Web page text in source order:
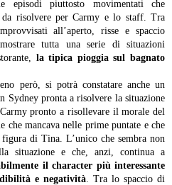
episodi piuttosto movimentati che
da risolvere per Carmy e lo staff. Tra
all’aperto, risse e spaccio
tutta una serie di situazioni
la tipica pioggia sul bagnato
però, si potrà constatare anche un
pronta a risolvere la situazione
pronto a risollevare il morale del
che mancava nelle prime puntate e che
figura di Tina. L’unico che sembra non
situazione e che, anzi, continua a
il character più interessante
e negatività . Tra lo spaccio di